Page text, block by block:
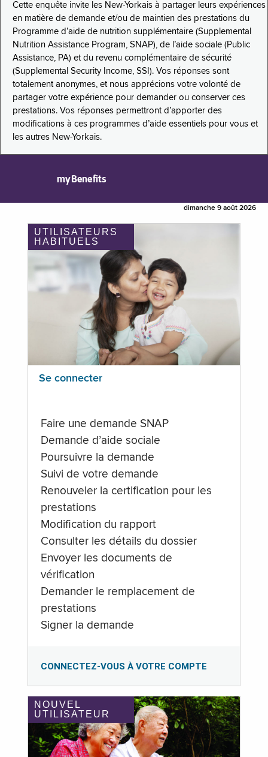
Cette enquête invite les New-Yorkais à partager leurs expériences
en matière de demande et/ou de maintien des prestations du
Programme d’aide de nutrition supplémentaire (Supplemental
Nutrition Assistance Program, SNAP), de l’aide sociale (Public
Assistance, PA) et du revenu complémentaire de sécurité
(Supplemental Security Income, SSI). Vos réponses sont
totalement anonymes, et nous apprécions votre volonté de
partager votre expérience pour demander ou conserver ces
prestations. Vos réponses permettront d’apporter des
modifications à ces programmes d’aide essentiels pour vous et
les autres New-Yorkais.
myBenefits
dimanche 9 août 2026
UTILISATEURS
HABITUELS
Se connecter
Faire une demande SNAP
Demande d’aide sociale
Poursuivre la demande
Suivi de votre demande
Renouveler la certification pour les
prestations
Modification du rapport
Consulter les détails du dossier
Envoyer les documents de
vérification
Demander le remplacement de
prestations
Signer la demande
CONNECTEZ-VOUS À VOTRE COMPTE
NOUVEL
UTILISATEUR